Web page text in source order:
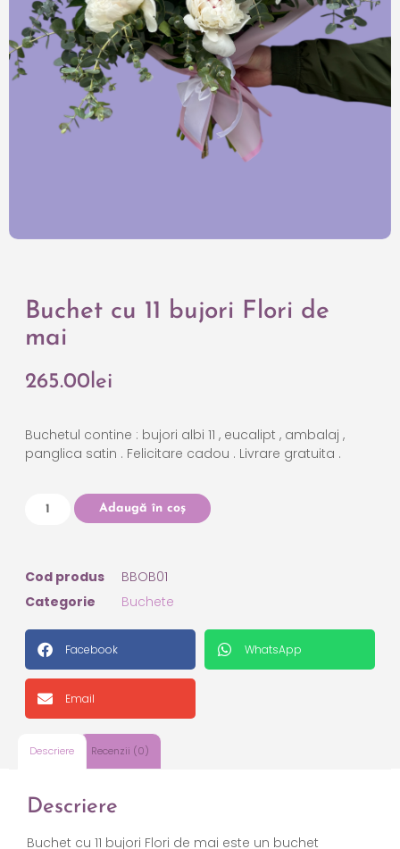
Buchet cu 11 bujori Flori de
mai
265.00lei
Buchetul contine : bujori albi 11 , eucalipt , ambalaj ,
panglica satin . Felicitare cadou . Livrare gratuita .
Adaugă în coș
Cod produs
BBOB01
Categorie
Buchete
Facebook WhatsApp
Email
Descriere Recenzii (0)
Descriere
Buchet cu 11 bujori Flori de mai este un buchet